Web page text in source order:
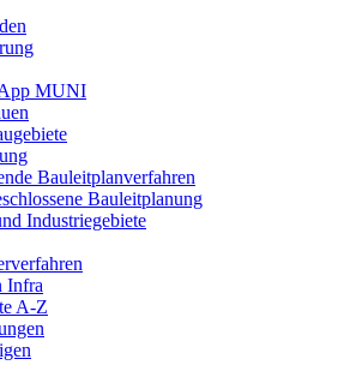
MUNI
Bauleitplanverfahren
Bauleitplanung
Industriegebiete
Infra
A-Z